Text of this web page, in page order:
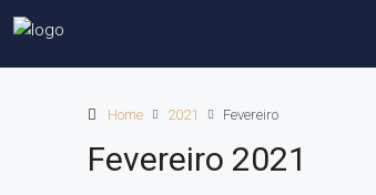
Home 2021 Fevereiro
Fevereiro 2021